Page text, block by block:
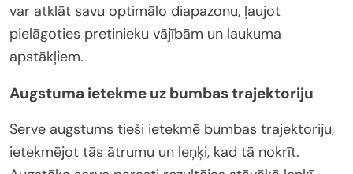
var atklāt savu optimālo diapazonu, ļaujot
pielāgoties pretinieku vājībām un laukuma
apstākļiem.
Augstuma ietekme uz bumbas trajektoriju
Serve augstums tieši ietekmē bumbas trajektoriju,
ietekmējot tās ātrumu un leņķi, kad tā nokrīt.